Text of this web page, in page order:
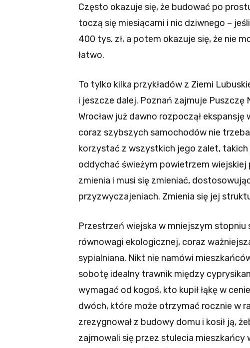
Często okazuje się, że budować po
toczą się miesiącami i nic dziwnego –
400 tys. zł, a potem okazuje się, że nie
łatwo.
To tylko kilka przykładów z Ziemi
i jeszcze dalej. Poznań zajmuje Puszczę
Wrocław już dawno rozpoczął
coraz szybszych samochodów nie
korzystać z wszystkich jego zalet,
oddychać świeżym powietrzem
zmienia i musi się zmieniać,
przyzwyczajeniach. Zmienia się jej
Przestrzeń wiejska w mniejszym
równowagi ekologicznej, coraz
sypialniana. Nikt nie namówi
sobotę idealny trawnik między
wymagać od kogoś, kto kupił łąkę w
dwóch, które może otrzymać rocznie w
zrezygnował z budowy domu i kosił ją,
zajmowali się przez stulecia mieszkańcy